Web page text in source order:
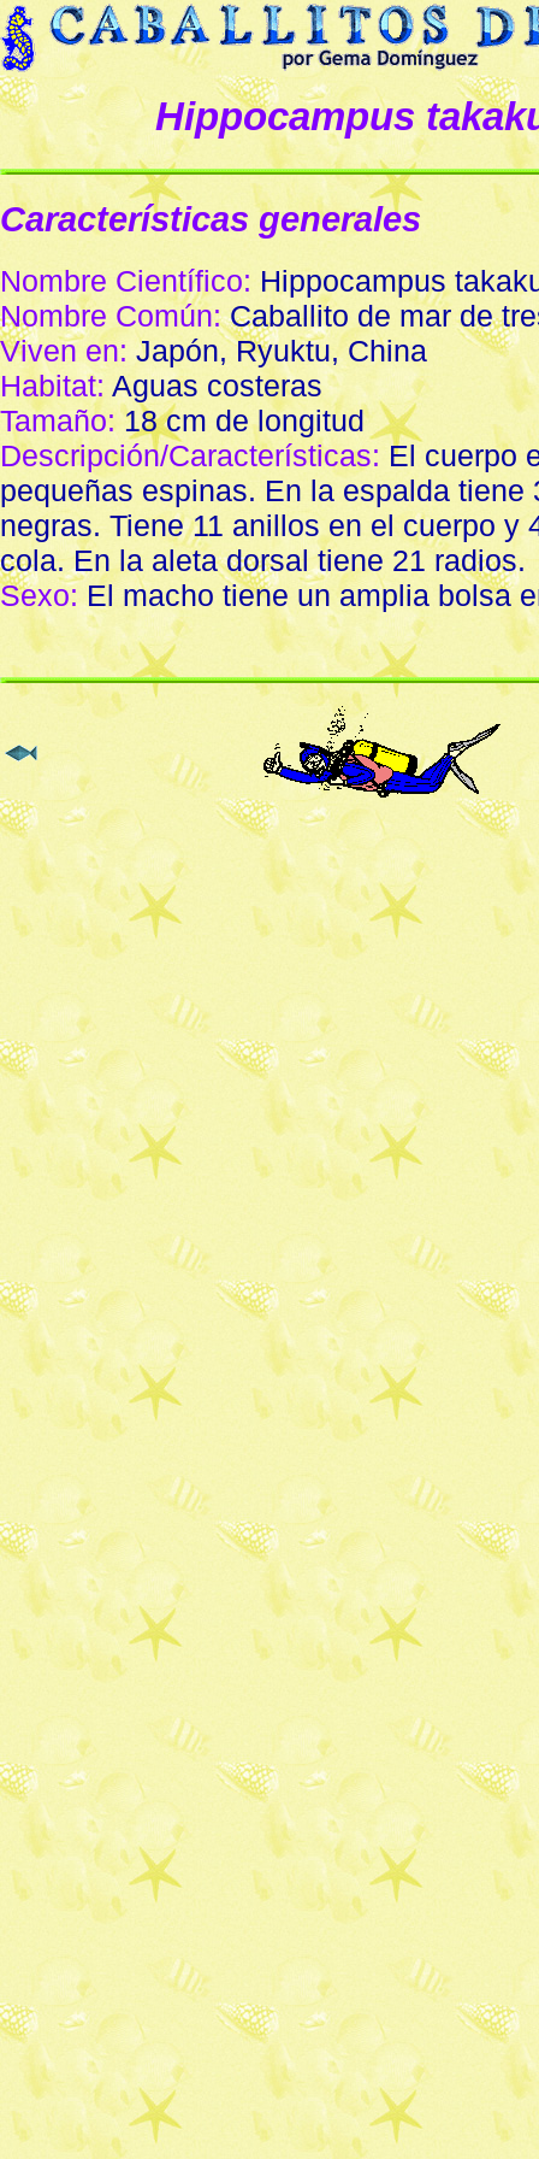
Hippocampus
Características generales
Nombre Científico: Hippocampus
Nombre Común:Caballito de mar de
Viven en:Japón, Ryuktu, China
Habitat: Aguas costeras
Tamaño:18 cm de longitud
Descripción/Características: El cuerpo
pequeñas espinas. En la espalda tiene
negras. Tiene 11 anillos en el cuerpo y
cola. En la aleta dorsal tiene 21 radios.
Sexo: El macho tiene un amplia bolsa